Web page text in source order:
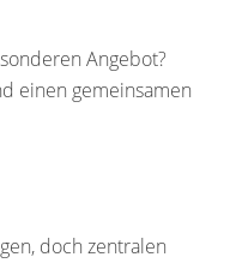
Angebot?
einen gemeinsamen
doch zentralen